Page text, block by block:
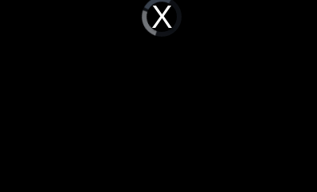
Video
Player
is
loading.